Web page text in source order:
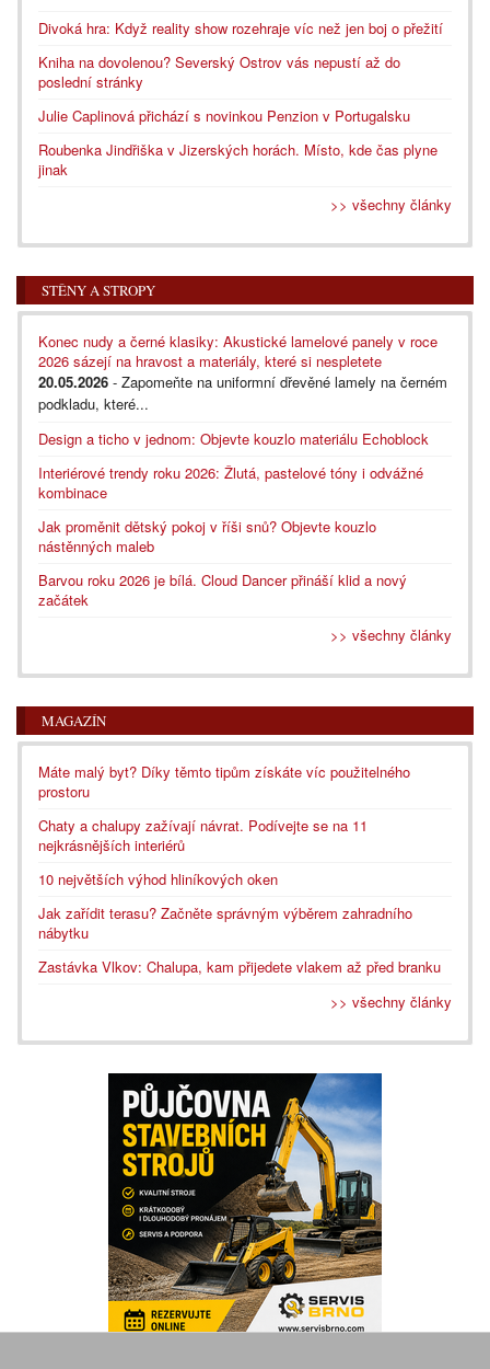
Divoká hra: Když reality show rozehraje víc než jen boj o přežití
Kniha na dovolenou? Severský Ostrov vás nepustí až do
poslední stránky
Julie Caplinová přichází s novinkou Penzion v Portugalsku
Roubenka Jindřiška v Jizerských horách. Místo, kde čas plyne
jinak
>> všechny články
STĚNY A STROPY
Konec nudy a černé klasiky: Akustické lamelové panely v roce
2026 sázejí na hravost a materiály, které si nespletete
20.05.2026 - Zapomeňte na uniformní dřevěné lamely na černém
podkladu, které...
Design a ticho v jednom: Objevte kouzlo materiálu Echoblock
Interiérové trendy roku 2026: Žlutá, pastelové tóny i odvážné
kombinace
Jak proměnit dětský pokoj v říši snů? Objevte kouzlo
nástěnných maleb
Barvou roku 2026 je bílá. Cloud Dancer přináší klid a nový
začátek
>> všechny články
MAGAZÍN
Máte malý byt? Díky těmto tipům získáte víc použitelného
prostoru
Chaty a chalupy zažívají návrat. Podívejte se na 11
nejkrásnějších interiérů
10 největších výhod hliníkových oken
Jak zařídit terasu? Začněte správným výběrem zahradního
nábytku
Zastávka Vlkov: Chalupa, kam přijedete vlakem až před branku
>> všechny články